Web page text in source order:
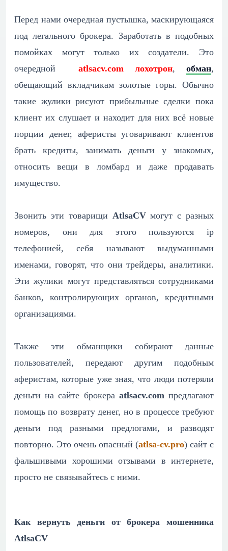
Перед нами очередная пустышка, маскирующаяся
под легального брокера. Заработать в подобных
помойках могут только их создатели. Это
очередной atlsacv.com лохотрон, обман,
обещающий вкладчикам золотые горы. Обычно
такие жулики рисуют прибыльные сделки пока
клиент их слушает и находит для них всё новые
порции денег, аферисты уговаривают клиентов
брать кредиты, занимать деньги у знакомых,
относить вещи в ломбард и даже продавать
имущество.
Звонить эти товарищи AtlsaCVмогут с разных
номеров, они для этого пользуются ip
телефонией, себя называют выдуманными
именами, говорят, что они трейдеры, аналитики.
Эти жулики могут представляться сотрудниками
банков, контролирующих органов, кредитными
организациями.
Также эти обманщики собирают данные
пользователей, передают другим подобным
аферистам, которые уже зная, что люди потеряли
деньги на сайте брокераatlsacv.comпредлагают
помощь по возврату денег, но в процессе требуют
деньги под разными предлогами, и разводят
повторно. Это очень опасный (atlsa-cv.pro) сайт с
фальшивыми хорошими отзывами в интернете,
просто не связывайтесь с ними.
Как вернуть деньги от брокера мошенника
AtlsaCV